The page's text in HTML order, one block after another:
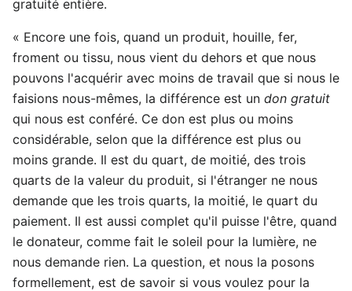
gratuité entière.
« Encore une fois, quand un produit, houille, fer,
froment ou tissu, nous vient du dehors et que nous
pouvons l'acquérir avec moins de travail que si nous le
faisions nous-mêmes, la différence est un don gratuit
qui nous est conféré. Ce don est plus ou moins
considérable, selon que la différence est plus ou
moins grande. Il est du quart, de moitié, des trois
quarts de la valeur du produit, si l'étranger ne nous
demande que les trois quarts, la moitié, le quart du
paiement. Il est aussi complet qu'il puisse l'être, quand
le donateur, comme fait le soleil pour la lumière, ne
nous demande rien. La question, et nous la posons
formellement, est de savoir si vous voulez pour la